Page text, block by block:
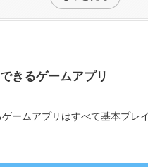
きるゲームアプリ
ームアプリはすべて基本プレ